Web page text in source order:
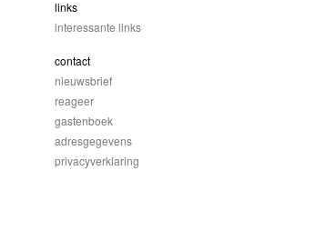
links
interessante links
contact
nieuwsbrief
reageer
gastenboek
adresgegevens
privacyverklaring